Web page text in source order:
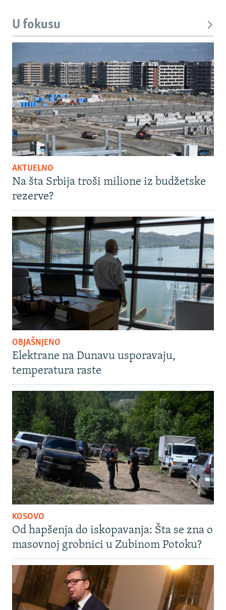
U fokusu
AKTUELNO
Na šta Srbija troši milione iz budžetske
rezerve?
OBJAŠNJENO
Elektrane na Dunavu usporavaju,
temperatura raste
KOSOVO
Od hapšenja do iskopavanja: Šta se zna o
masovnoj grobnici u Zubinom Potoku?